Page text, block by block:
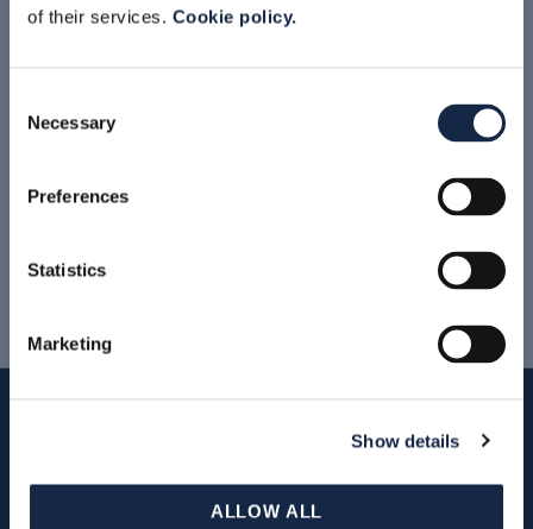
of their services. Cookie policy.
Selection
Necessary
Preferences
Statistics
Marketing
Show details
ALLOW ALL
ДВУХСЕДЕЛЬНЫЙ КЛАПАН ОДНОСЕДЕЛЬНЫЙ КЛАПАН